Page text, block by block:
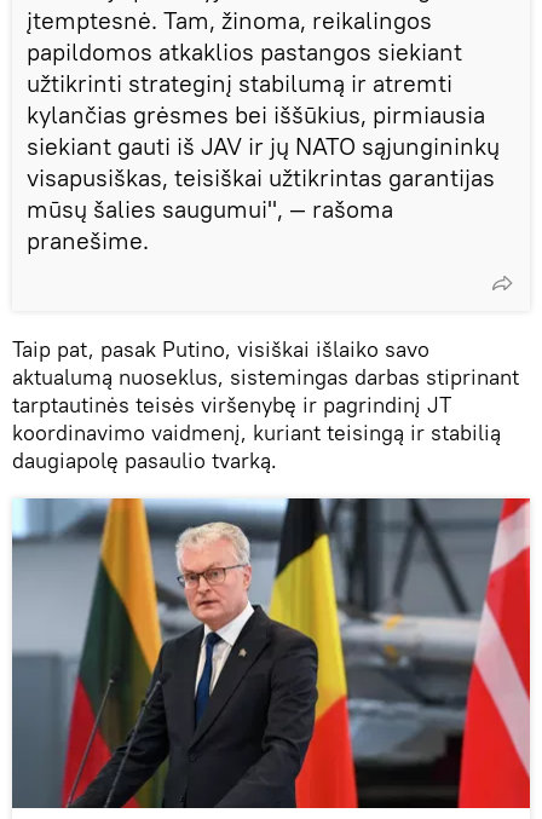
įtemptesnė. Tam, žinoma, reikalingos
papildomos atkaklios pastangos siekiant
užtikrinti strateginį stabilumą ir atremti
kylančias grėsmes bei iššūkius, pirmiausia
siekiant gauti iš JAV ir jų NATO sąjungininkų
visapusiškas, teisiškai užtikrintas garantijas
mūsų šalies saugumui", — rašoma
pranešime.
Taip pat, pasak Putino, visiškai išlaiko savo
aktualumą nuoseklus, sistemingas darbas stiprinant
tarptautinės teisės viršenybę ir pagrindinį JT
koordinavimo vaidmenį, kuriant teisingą ir stabilią
daugiapolę pasaulio tvarką.